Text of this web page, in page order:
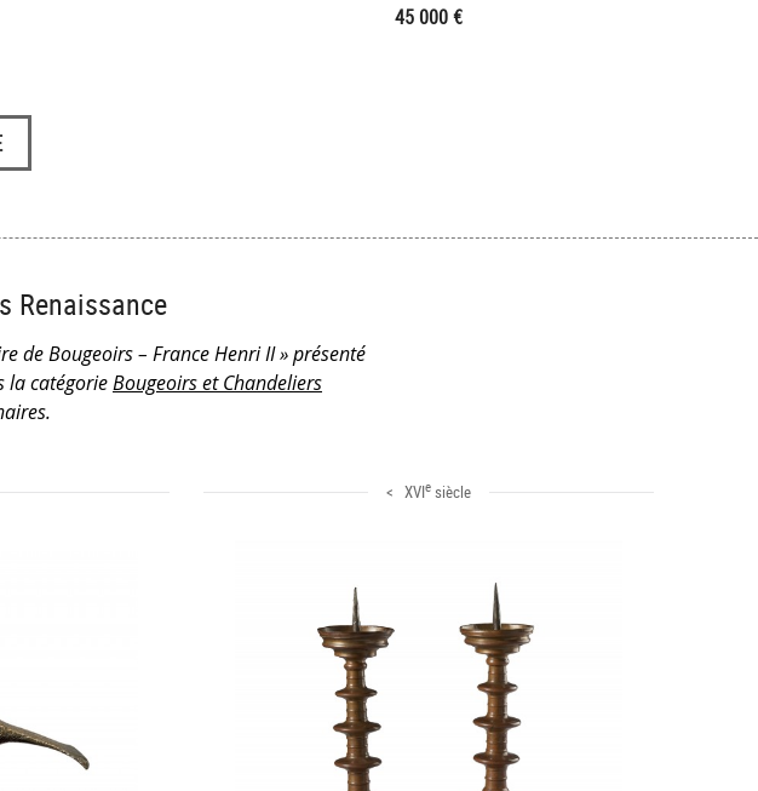
45 000 €
Renaissance
de Bougeoirs – France Henri II » présenté
la catégorieBougeoirs et Chandeliers
< XVIe siècle